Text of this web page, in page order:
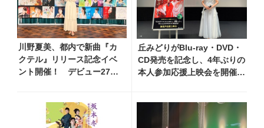
川野夏美、都内で新曲『カ
クテル』リリース記念イベ
ント開催！ デビュー27年
丘みどりがBlu-ray・DVD・
CD発売を記念し、4年ぶりの
本人参加応援上映会を開催